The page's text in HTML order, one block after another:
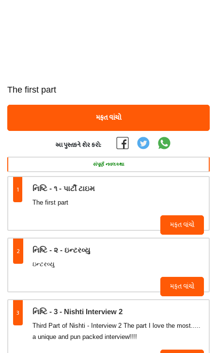
The first part
મફત વાંચો
આ પુસ્તકને શેર કરો:
સંપૂર્ણ નવલકથા
1 નિષ્ટિ - ૧ - પાર્ટી ટાઇમ
મફત વાંચો
The first part
2 નિષ્ટિ - ૨ - ઇન્ટરવ્યુ
મફત વાંચો
ઇન્ટરવ્યુ
3 નિષ્ટિ - 3 - Nishti Interview 2
Third Part of Nishti - Interview 2 The part I love the most.....
a unique and pun packed interview!!!!